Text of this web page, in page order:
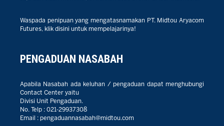
Waspada penipuan yang mengatasnamakan PT. Midtou Aryacom
Futures, klik disini untuk mempelajarinya!
PENGADUAN NASABAH
Apabila Nasabah ada keluhan / pengaduan dapat menghubungi
Contact Center yaitu
Divisi Unit Pengaduan.
No. Telp : 021-29937308
Email : pengaduannasabah@midtou.com